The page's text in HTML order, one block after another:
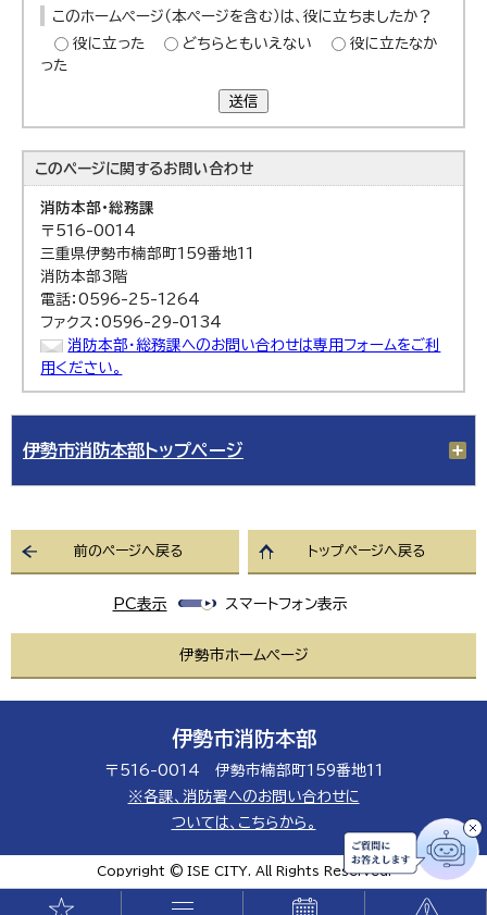
このホームページ（本ページを含む）は、役に立ちましたか？
役に立った
どちらともいえない
役に立たなか
った
送信
このページに関するお問い合わせ
消防本部・総務課
〒516-0014
三重県伊勢市楠部町159番地11
消防本部3階
電話：0596-25-1264
ファクス：0596-29-0134
消防本部・総務課へのお問い合わせは専用フォームをご利
用ください。
伊勢市消防本部トップページ
前のページへ戻る トップページへ戻る
PC表示 スマートフォン表示
伊勢市ホームページ
伊勢市消防本部
〒516-0014 伊勢市楠部町159番地11
※各課、消防署へのお問い合わせに
ついては、こちらから。
Copyright © ISE CITY. All Rights Reserved.